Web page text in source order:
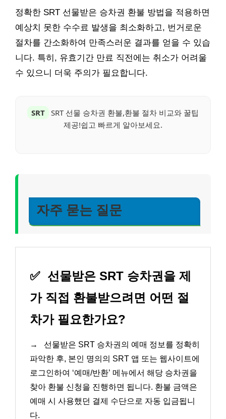
정확한 SRT 선물받은 승차권 환불 방법을 적용하면
예상치 못한 수수료 발생을 최소화하고, 번거로운
절차를 간소화하여 만족스러운 결과를 얻을 수 있습
니다. 특히, 유효기간 만료 직전에는 취소가 어려울
수 있으니 더욱 주의가 필요합니다.
SRT SRT 선물 승차권 환불,환불 절차 비교와 꿀팁
제공!쉽고 빠르게 알아보세요.
자주 묻는 질문
✅ 선물받은 SRT 승차권을 제
가 직접 환불받으려면 어떤 절
차가 필요한가요?
→
선물받은 SRT 승차권의 예매 정보를 정확히
파악한 후, 본인 명의의 SRT 앱 또는 웹사이트에
로그인하여 ‘예매/반환’ 메뉴에서 해당 승차권을
찾아 환불 신청을 진행하면 됩니다. 환불 금액은
예매 시 사용했던 결제 수단으로 자동 입금됩니
다.